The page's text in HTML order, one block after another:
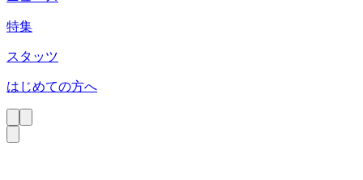
特集
スタッツ
はじめての方へ